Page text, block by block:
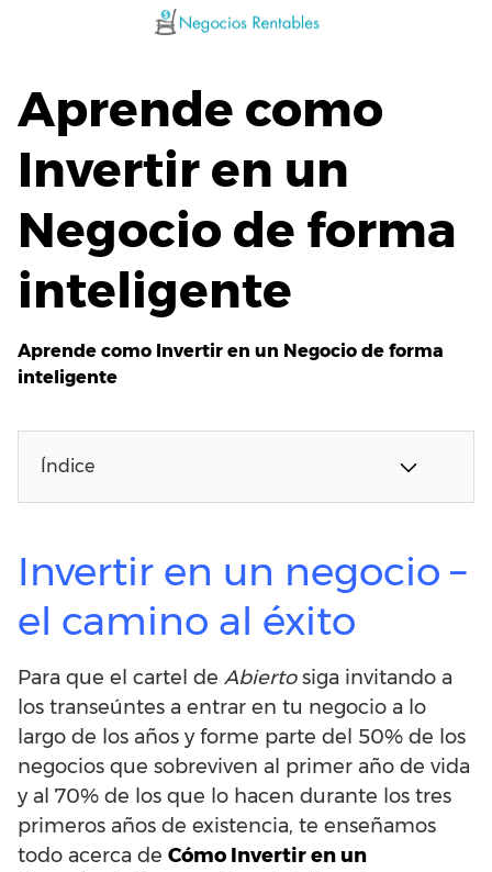
Aprende como
Invertir en un
Negocio de forma
inteligente
Aprende como Invertir en un Negocio de forma
inteligente
Índice
Invertir en un negocio –
el camino al éxito
Para que el cartel de Abiertosiga invitando a
los transeúntes a entrar en tu negocio a lo
largo de los años y forme parte del 50% de los
negocios que sobreviven al primer año de vida
y al 70% de los que lo hacen durante los tres
primeros años de existencia, te enseñamos
todo acerca de Cómo Invertir en un